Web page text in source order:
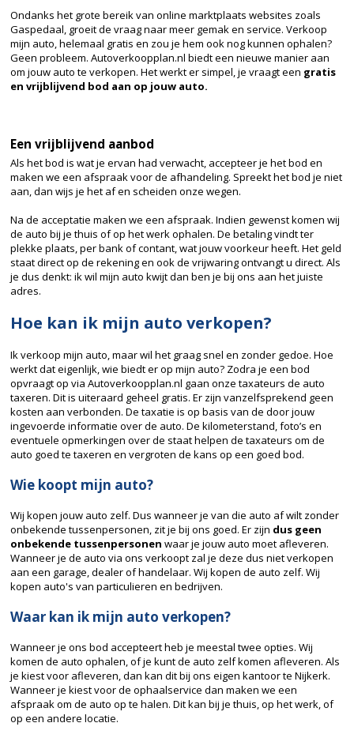
Ondanks het grote bereik van online marktplaats websites zoals
Gaspedaal, groeit de vraag naar meer gemak en service. Verkoop
mijn auto, helemaal gratis en zou je hem ook nog kunnen ophalen?
Geen probleem. Autoverkoopplan.nl biedt een nieuwe manier aan
om jouw auto te verkopen. Het werkt er simpel, je vraagt een gratis
en vrijblijvend bod aan op jouw auto.
Een vrijblijvend aanbod
Als het bod is wat je ervan had verwacht, accepteer je het bod en
maken we een afspraak voor de afhandeling. Spreekt het bod je niet
aan, dan wijs je het af en scheiden onze wegen.
Na de acceptatie maken we een afspraak. Indien gewenst komen wij
de auto bij je thuis of op het werk ophalen. De betaling vindt ter
plekke plaats, per bank of contant, wat jouw voorkeur heeft. Het geld
staat direct op de rekening en ook de vrijwaring ontvangt u direct. Als
je dus denkt: ik wil mijn auto kwijt dan ben je bij ons aan het juiste
adres.
Hoe kan ik mijn auto verkopen?
Ik verkoop mijn auto, maar wil het graag snel en zonder gedoe. Hoe
werkt dat eigenlijk, wie biedt er op mijn auto? Zodra je een bod
opvraagt op via Autoverkoopplan.nl gaan onze taxateurs de auto
taxeren. Dit is uiteraard geheel gratis. Er zijn vanzelfsprekend geen
kosten aan verbonden. De taxatie is op basis van de door jouw
ingevoerde informatie over de auto. De kilometerstand, foto’s en
eventuele opmerkingen over de staat helpen de taxateurs om de
auto goed te taxeren en vergroten de kans op een goed bod.
Wie koopt mijn auto?
Wij kopen jouw auto zelf. Dus wanneer je van die auto af wilt zonder
onbekende tussenpersonen, zit je bij ons goed. Er zijn dus geen
onbekende tussenpersonen waar je jouw auto moet afleveren.
Wanneer je de auto via ons verkoopt zal je deze dus niet verkopen
aan een garage, dealer of handelaar. Wij kopen de auto zelf. Wij
kopen auto's van particulieren en bedrijven.
Waar kan ik mijn auto verkopen?
Wanneer je ons bod accepteert heb je meestal twee opties. Wij
komen de auto ophalen, of je kunt de auto zelf komen afleveren. Als
je kiest voor afleveren, dan kan dit bij ons eigen kantoor te Nijkerk.
Wanneer je kiest voor de ophaalservice dan maken we een
afspraak om de auto op te halen. Dit kan bij je thuis, op het werk, of
op een andere locatie.